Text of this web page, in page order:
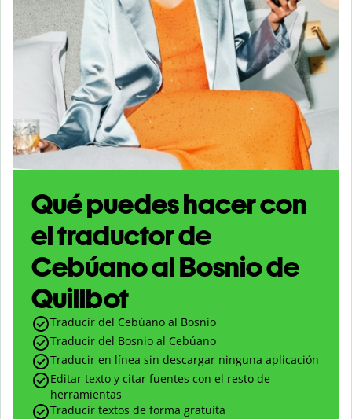
Qué puedes hacer con
el traductor de
Cebúano al Bosnio de
Quillbot
Traducir del Cebúano al Bosnio
Traducir del Bosnio al Cebúano
Traducir en línea sin descargar ninguna aplicación
Editar texto y citar fuentes con el resto de
herramientas
Traducir textos de forma gratuita